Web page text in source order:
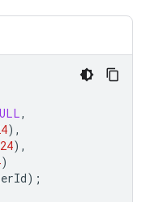
,
),
),
)
);